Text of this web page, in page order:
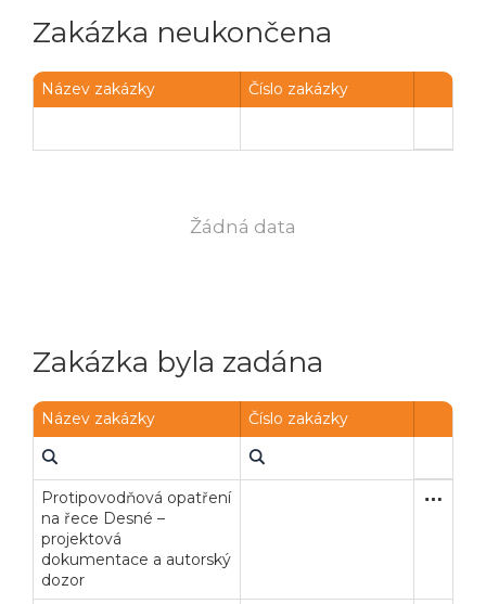
Zakázka neukončena
Název zakázky Číslo zakázky
Žádná data
Zakázka byla zadána
Název zakázky Číslo zakázky
Protipovodňová opatření
na řece Desné –
projektová
dokumentace a autorský
dozor
Užší
Služby